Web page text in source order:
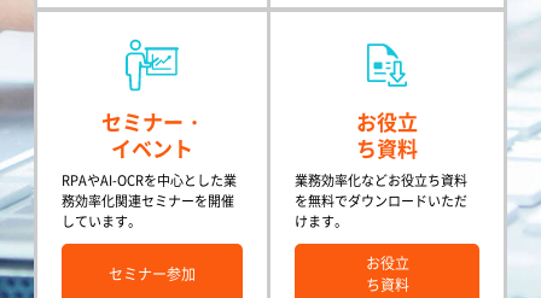
セミナー・
イベント
RPAやAI-OCRを中心とした業
務効率化関連セミナーを開催
しています。
セミナー参加
お役立
ち資料
業務効率化などお役立ち資料
を無料でダウンロードいただ
けます。
お役立
ち資料